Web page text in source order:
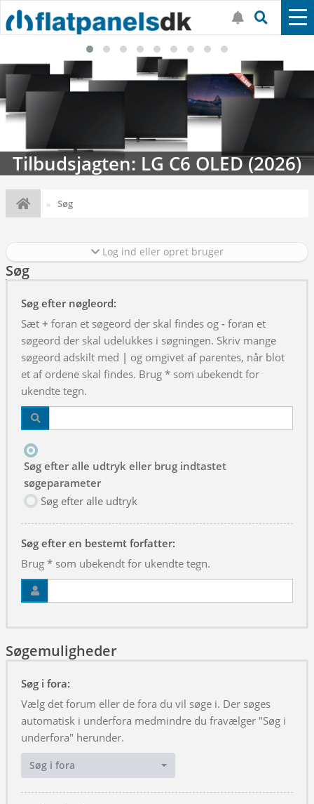
Tilbudsjagten: LG C6 OLED (2026)
Søg
Log ind eller opret bruger
Søg
Søg efter nøgleord:
Sæt + foran et søgeord der skal findes og - foran et
søgeord der skal udelukkes i søgningen. Skriv mange
søgeord adskilt med | og omgivet af parentes, når blot
et af ordene skal findes. Brug * som ubekendt for
ukendte tegn.
Søg efter alle udtryk eller brug indtastet
søgeparameter
Søg efter alle udtryk
Søg efter en bestemt forfatter:
Brug * som ubekendt for ukendte tegn.
Søgemuligheder
Søg i fora:
Vælg det forum eller de fora du vil søge i. Der søges
automatisk i underfora medmindre du fravælger "Søg i
underfora" herunder.
Søg i fora